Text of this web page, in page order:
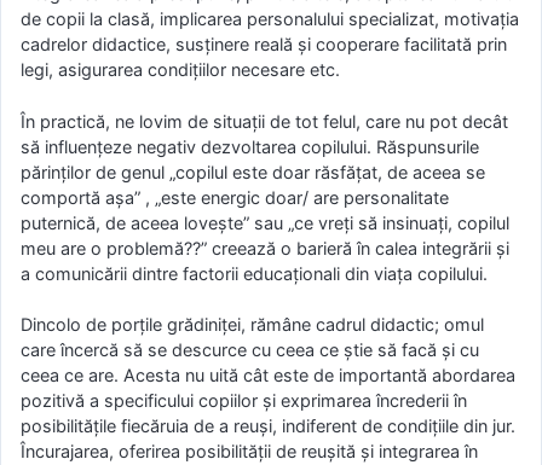
de copii la clasă, implicarea personalului specializat, motivaţia
cadrelor didactice, susţinere reală şi cooperare facilitată prin
legi, asigurarea condiţiilor necesare etc.
În practică, ne lovim de situaţii de tot felul, care nu pot decât
să influenţeze negativ dezvoltarea copilului. Răspunsurile
părinţilor de genul „copilul este doar răsfăţat, de aceea se
comportă aşa” , „este energic doar/ are personalitate
puternică, de aceea loveşte” sau „ce vreţi să insinuaţi, copilul
meu are o problemă??” creează o barieră în calea integrării şi
a comunicării dintre factorii educaţionali din viaţa copilului.
Dincolo de porţile grădiniţei, rămâne cadrul didactic; omul
care încercă să se descurce cu ceea ce ştie să facă şi cu
ceea ce are. Acesta nu uită cât este de importantă abordarea
pozitivă a specificului copiilor și exprimarea încrederii în
posibilităţile fiecăruia de a reuşi, indiferent de condiţiile din jur.
Încurajarea, oferirea posibilităţii de reuşită şi integrarea în